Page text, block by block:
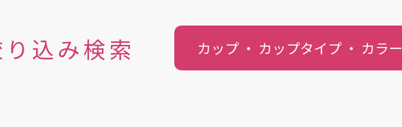
込み検索 カップ ・ カップタイプ ・ カラー